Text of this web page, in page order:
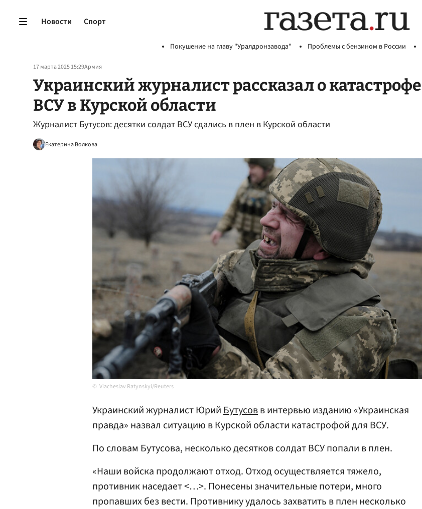
Новости Спорт
Покушение на главу "Уралдронзавода" Проблемы с бензином в России
17 марта 2025 15:29Армия
Украинский журналист рассказал о катастрофе
ВСУ в Курской области
Журналист Бутусов: десятки солдат ВСУ сдались в плен в Курской области
Екатерина Волкова
Viacheslav Ratynskyi/Reuters
Украинский журналист ЮрийБутусовв интервью изданию «Украинская
правда» назвал ситуацию в Курской области катастрофой для ВСУ.
По словам Бутусова, несколько десятков солдат ВСУ попали в плен.
«Наши войска продолжают отход. Отход осуществляется тяжело,
противник наседает <…>. Понесены значительные потери, много
пропавших без вести. Противнику удалось захватить в плен несколько